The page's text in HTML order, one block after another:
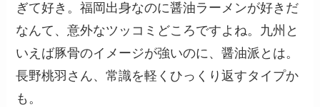
ぎて好き。福岡出身なのに醤油ラーメンが好きだ
なんて、意外なツッコミどころですよね。九州と
いえば豚骨のイメージが強いのに、醤油派とは。
長野桃羽さん、常識を軽くひっくり返すタイプか
も。